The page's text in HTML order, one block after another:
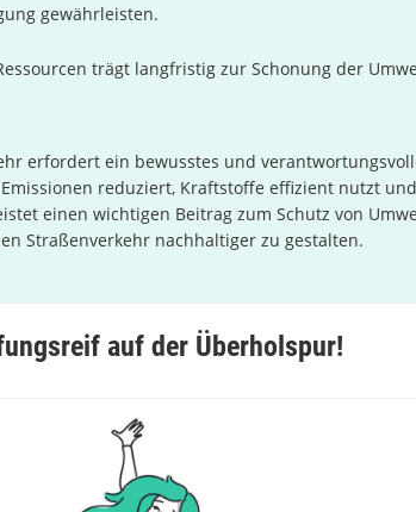
gewährleisten.
trägt langfristig zur Schonung der
erfordert ein bewusstes und
reduziert, Kraftstoffe effizient nutzt
einen wichtigen Beitrag zum Schutz von
Straßenverkehr nachhaltiger zu gestalten.
auf der Überholspur!